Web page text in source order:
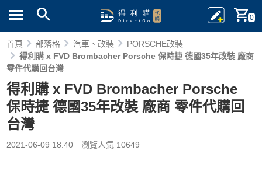
0
首頁 部落格 汽車、改裝
PORSCHE改裝
得利購 x FVD Brombacher Porsche 保時捷 德國35年改裝 廠商
零件代購回台灣
得利購 x FVD Brombacher Porsche
保時捷 德國35年改裝 廠商 零件代購回
台灣
2021-06-09 18:40 瀏覽人氣 10649